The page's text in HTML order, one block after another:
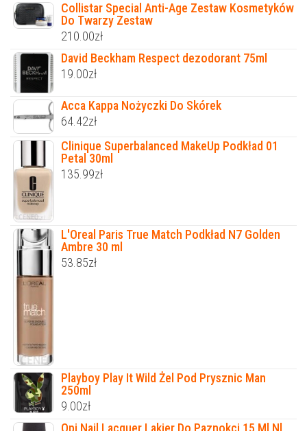
Collistar Special Anti-Age Zestaw Kosmetyków
Do Twarzy Zestaw
210.00zł
David Beckham Respect dezodorant 75ml
19.00zł
Acca Kappa Nożyczki Do Skórek
64.42zł
Clinique Superbalanced MakeUp Podkład 01
Petal 30ml
135.99zł
L'Oreal Paris True Match Podkład N7 Golden
Ambre 30 ml
53.85zł
Playboy Play It Wild Żel Pod Prysznic Man
250ml
9.00zł
Opi Nail Lacquer Lakier Do Paznokci 15 Ml Nl